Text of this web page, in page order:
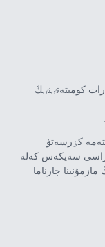
كوميتەتٸنٸڭ
كٶرسەتۋ
سەيكەس كەلە
جارناما